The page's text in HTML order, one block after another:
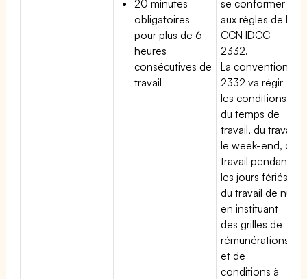
20 minutes
obligatoires
pour plus de 6
heures
consécutives de
travail
se conformer
aux règles de la
CCN IDCC
2332.
La convention
2332 va régir
les conditions
du temps de
travail, du travail
le week-end, du
travail pendant
les jours fériés,
du travail de nuit
en instituant
des grilles de
rémunérations
et de
conditions à